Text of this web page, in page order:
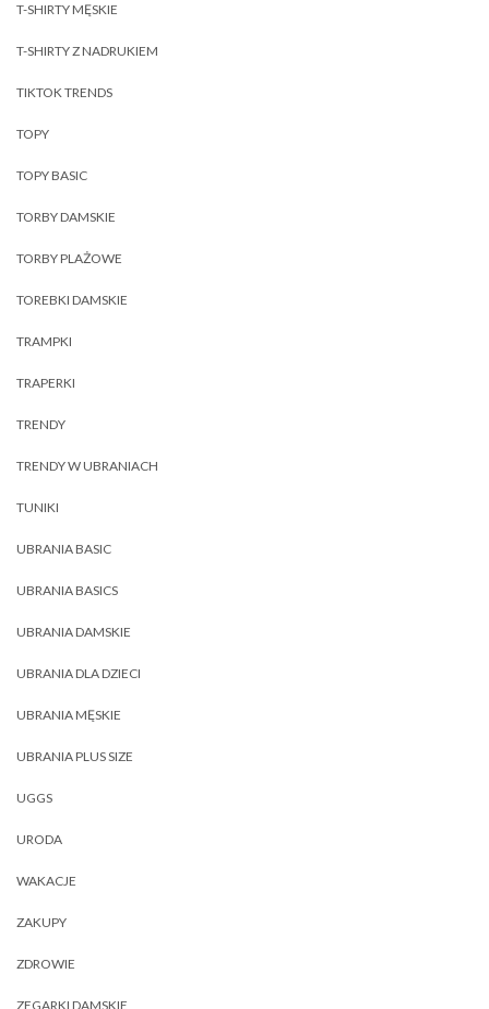
T-SHIRTY MĘSKIE
T-SHIRTY Z NADRUKIEM
TIKTOK TRENDS
TOPY
TOPY BASIC
TORBY DAMSKIE
TORBY PLAŻOWE
TOREBKI DAMSKIE
TRAMPKI
TRAPERKI
TRENDY
TRENDY W UBRANIACH
TUNIKI
UBRANIA BASIC
UBRANIA BASICS
UBRANIA DAMSKIE
UBRANIA DLA DZIECI
UBRANIA MĘSKIE
UBRANIA PLUS SIZE
UGGS
URODA
WAKACJE
ZAKUPY
ZDROWIE
ZEGARKI DAMSKIE